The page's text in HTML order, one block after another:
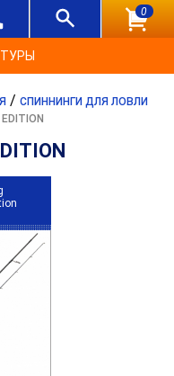
0
/ СПИННИНГИ ДЛЯ ЛОВЛИ